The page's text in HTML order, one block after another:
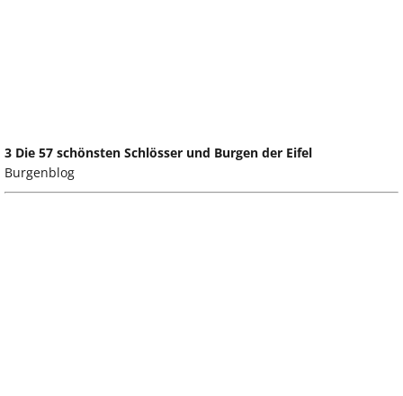
3 Die 57 schönsten Schlösser und Burgen der Eifel
Burgenblog